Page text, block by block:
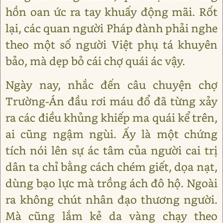
hồn oan ức ra tay khuấy động mãi. Rốt
lại, các quan người Pháp đành phải nghe
theo một số người Việt phụ tá khuyên
bảo, mà dẹp bỏ cái chợ quái ác vậy.
Ngày nay, nhắc đến câu chuyện chợ
Trường-Án đầu rơi máu đổ đã từng xảy
ra các điều khủng khiếp ma quái kể trên,
ai cũng ngậm ngùi. Ấy là một chứng
tích nói lên sự ác tâm của người cai trị
dân ta chỉ bằng cách chém giết, dọa nạt,
dùng bạo lực mà trồng ách đô hộ. Ngoài
ra không chút nhân đạo thương người.
Mà cũng lắm kẻ da vàng chạy theo